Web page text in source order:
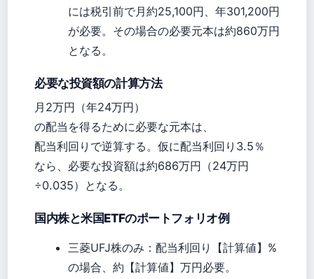
には税引前で月約25,100円、年301,200円
が必要。その場合の必要元本は約860万円
となる。
必要な投資額の計算方法
月2万円（年24万円）
の配当を得るために必要な元本は、
配当利回りで逆算する。仮に配当利回り3.5％
なら、必要な投資額は約686万円（24万円
÷0.035）となる。
国内株と米国ETFのポートフォリオ例
三菱UFJ株のみ：配当利回り【計算値】%
の場合、約【計算値】万円必要。